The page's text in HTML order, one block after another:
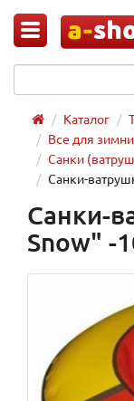
Каталог
Все для
Санки
Санки-
Санки-
Snow" -